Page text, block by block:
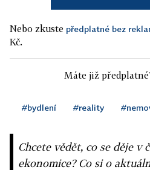
Nebo zkuste předplatné bez
Kč.
Máte již
#bydlení #reality
Chcete vědět, co se děje v
ekonomice? Co si o